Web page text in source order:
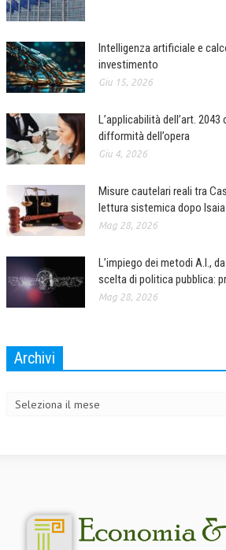
LA RIVISTA
COMITATO SCIENTIFICO
COMITATO EDITORIALE
PEER REVIEW
CODICE ETICO
AUTORI
COLLABORA CON NOI
ECONOMIA
CORPORATE SOCIAL RESPONSIBILITY
HUMAN RESOURCES
RISORSE UMANE
SVILUPPO SOSTENIBILE
Intelligenza artificiale e
investimento
Giu 15, 2026
L’applicabilità dell’art.
difformità dell’opera
Giu 4, 2026
Misure cautelari reali tra
lettura sistemica dopo
Mag 28, 2026
L’impiego dei metodi A.I.,
scelta di politica pubblica:
Mag 28, 2026
Archivi